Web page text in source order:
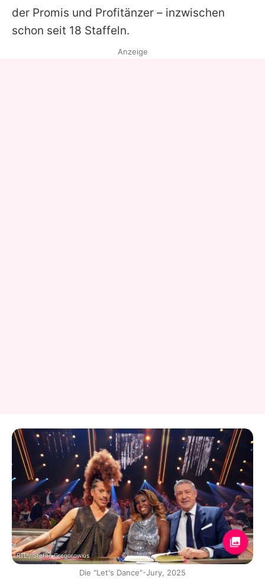
der Promis und Profitänzer – inzwischen
schon seit 18 Staffeln.
Anzeige
RTL / Stefan Gregorowius
Die "Let's Dance"-Jury, 2025